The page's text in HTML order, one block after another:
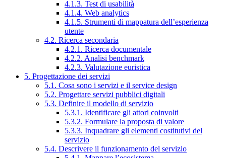
4.1.3. Test di usabilità
4.1.4. Web analytics
4.1.5. Strumenti di mappatura dell’esperienza
utente
4.2. Ricerca secondaria
4.2.1. Ricerca documentale
4.2.2. Analisi benchmark
4.2.3. Valutazione euristica
5. Progettazione dei servizi
5.1. Cosa sono i servizi e il service design
5.2. Progettare servizi pubblici digitali
5.3. Definire il modello di servizio
5.3.1. Identificare gli attori coinvolti
5.3.2. Formulare la proposta di valore
5.3.3. Inquadrare gli elementi costitutivi del
servizio
5.4. Descrivere il funzionamento del servizio